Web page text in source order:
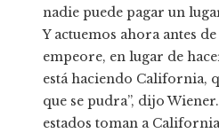
nadie puede pagar un
Y actuemos ahora antes
empeore, en lugar de
está haciendo California,
que se pudra”, dijo
estados toman a